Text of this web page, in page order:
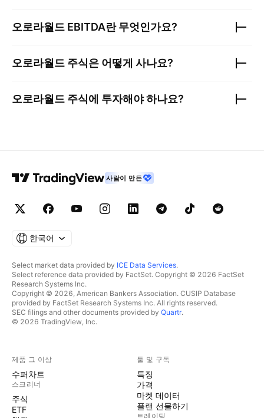
오로라월드 EBITDA란 무엇인가요?
오로라월드 주식은 어떻게 사나요?
오로라월드 주식에 투자해야 하나요?
사람이 만든
한국어
Select market data provided by ICE Data Services.
Select reference data provided by FactSet. Copyright © 2026 FactSet
Research Systems Inc.
Copyright © 2026, American Bankers Association. CUSIP Database
provided by FactSet Research Systems Inc. All rights reserved.
SEC filings and other documents provided by Quartr.
© 2026 TradingView, Inc.
제품 그 이상
수퍼차트
스크리너
주식
ETF
툴 및 구독
특징
가격
마켓 데이터
플랜 선물하기
트레이딩